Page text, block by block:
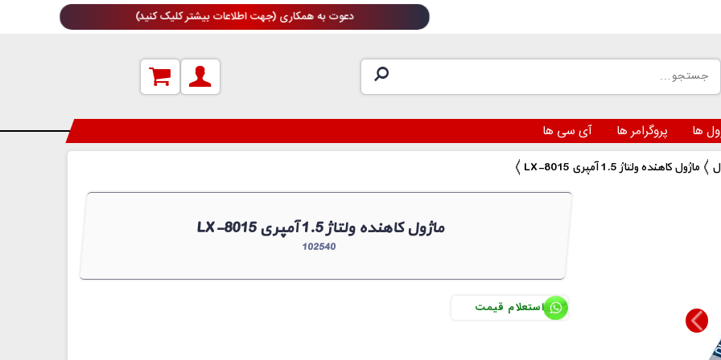
دعوت به همکاری (جهت اطلاعات بیشتر کلیک کنید)
ها پروگرامر ها آی سی ها
LX-8015 ماژول کاهنده ولتاژ 1.5 آمپری
LX-8015 ماژول کاهنده ولتاژ 1.5 آمپری
102540
استعلام قیمت